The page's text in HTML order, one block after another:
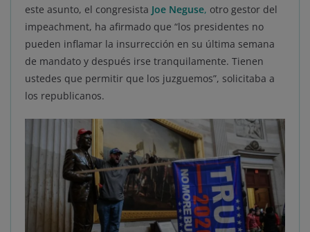
este asunto, el congresista Joe Neguse, otro gestor del
impeachment, ha afirmado que “los presidentes no
pueden inflamar la insurrección en su última semana
de mandato y después irse tranquilamente. Tienen
ustedes que permitir que los juzguemos”, solicitaba a
los republicanos.